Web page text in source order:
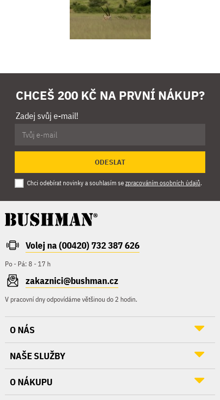
CHCEŠ 200 KČ NA PRVNÍ NÁKUP?
Zadej svůj e-mail!
ODESLAT
Chci odebírat novinky a souhlasím sezpracováním osobních údajů.
Volej na (00420) 732 387 626
Po - Pá: 8 - 17 h
zakaznici@bushman.cz
V pracovní dny odpovídáme většinou do 2 hodin.
O NÁS
NAŠE SLUŽBY
O NÁKUPU